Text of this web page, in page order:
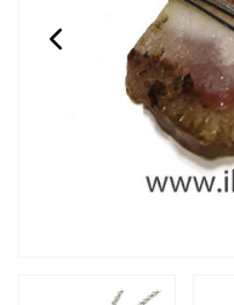
Incl. btw
Excl. btw